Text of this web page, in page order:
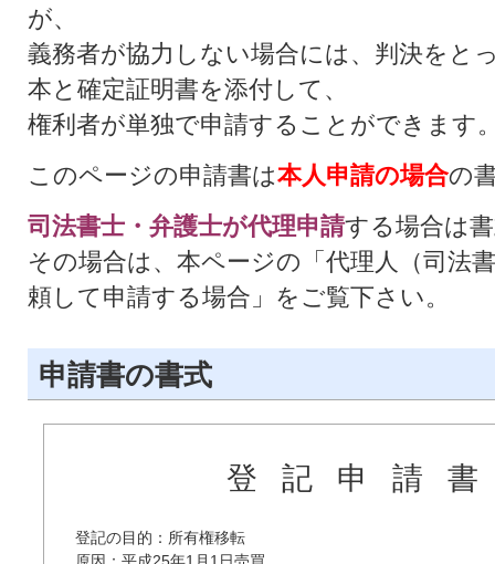
が、
義務者が協力しない場合には、判決をと
本と確定証明書を添付して、
権利者が単独で申請することができます
このページの申請書は本人申請の場合の
司法書士・弁護士が代理申請する場合は
その場合は、本ページの「代理人（司法
頼して申請する場合」をご覧下さい。
申請書の書式
登記申請
登記の目的：所有権移転
原因：平成25年1月1日売買